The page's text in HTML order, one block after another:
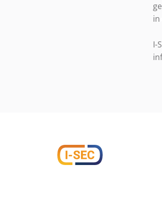
in
I-